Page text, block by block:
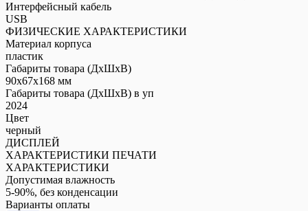
Интерфейсный кабель
USB
ФИЗИЧЕСКИЕ ХАРАКТЕРИСТИКИ
Материал корпуса
пластик
Габариты товара (ДxШxВ)
90x67x168 мм
Габариты товара (ДxШxВ) в уп
2024
Цвет
черный
ДИСПЛЕЙ
ХАРАКТЕРИСТИКИ ПЕЧАТИ
ХАРАКТЕРИСТИКИ
Допустимая влажность
5-90%, без конденсации
Варианты оплаты